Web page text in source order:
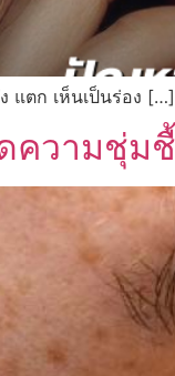
แตก เห็นเป็นร่อง […]
ความชุ่ม